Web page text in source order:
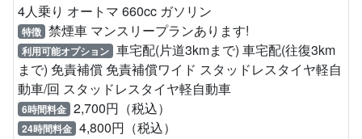
4人乗り オートマ 660cc ガソリン
特徴 禁煙車 マンスリープランあります!
利用可能オプション 車宅配(片道3kmまで) 車宅配(往復3km
まで) 免責補償 免責補償ワイド スタッドレスタイヤ軽自
動車/回 スタッドレスタイヤ軽自動車
6時間料金 2,700円（税込）
24時間料金 4,800円（税込）